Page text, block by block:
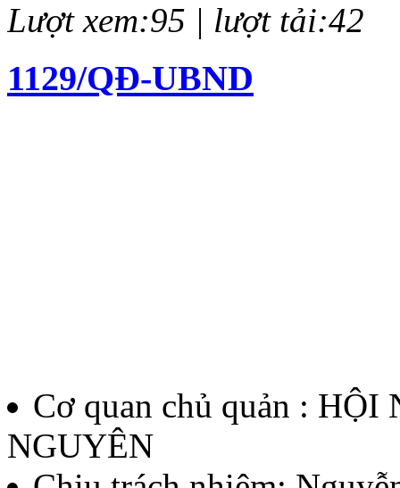
Lượt xem:95 | lượt tải:42
1129/QĐ-UBND
thưởng Báo chí Huỳnh
thứ II - năm 2026
Lượt xem:140 | lượt tải:60
Cơ quan chủ quản :
NGUYÊN